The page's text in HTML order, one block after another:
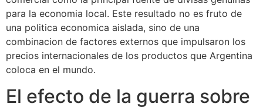
para la economia local. Este resultado no es fruto de
una politica economica aislada, sino de una
combinacion de factores externos que impulsaron los
precios internacionales de los productos que Argentina
coloca en el mundo.
El efecto de la guerra sobre